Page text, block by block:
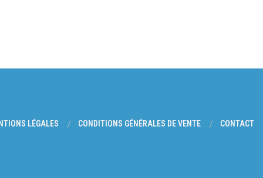
LÉGALES CONDITIONS GÉNÉRALES DE VENTE CONTACT